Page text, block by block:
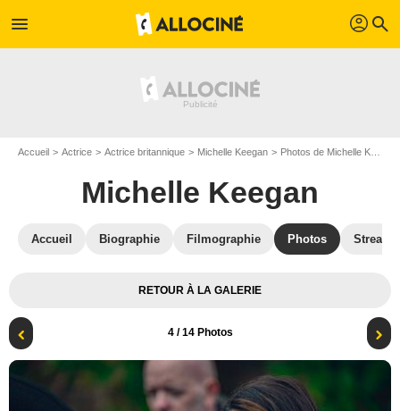
menu profil search
Accueil Actrice Actrice britannique Michelle Keegan Photos de Michelle Keegan
Michelle Keegan
Accueil Biographie Filmographie Photos
RETOUR À LA GALERIE
4/ 14 Photos